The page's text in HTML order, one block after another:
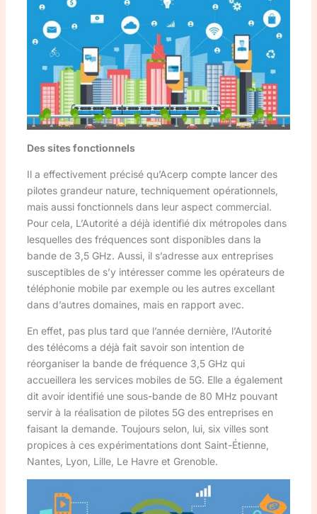
Des sites fonctionnels
Il a effectivement précisé qu’Acerp compte lancer des
pilotes grandeur nature, techniquement opérationnels,
mais aussi fonctionnels dans leur aspect commercial.
Pour cela, L’Autorité a déjà identifié dix métropoles dans
lesquelles des fréquences sont disponibles dans la
bande de 3,5 GHz. Aussi, il s’adresse aux entreprises
susceptibles de s’y intéresser comme les opérateurs de
téléphonie mobile par exemple ou les autres excellant
dans d’autres domaines, mais en rapport avec.
En effet, pas plus tard que l’année dernière, l’Autorité
des télécoms a déjà fait savoir son intention de
réorganiser la bande de fréquence 3,5 GHz qui
accueillera les services mobiles de 5G. Elle a également
dit avoir identifié une sous-bande de 80 MHz pouvant
servir à la réalisation de pilotes 5G des entreprises en
faisant la demande. Toujours selon, lui, six villes sont
propices à ces expérimentations dont Saint-Étienne,
Nantes, Lyon, Lille, Le Havre et Grenoble.